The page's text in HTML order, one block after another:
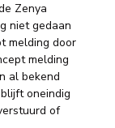
Zenya
niet gedaan
melding door
melding
al bekend
oneindig
of